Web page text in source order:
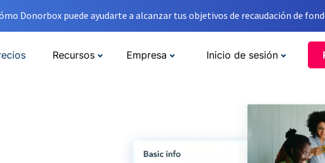
Donorbox puede ayudarte a alcanzar tus objetivos de recaudación de
Recursos Empresa Inicio de sesión